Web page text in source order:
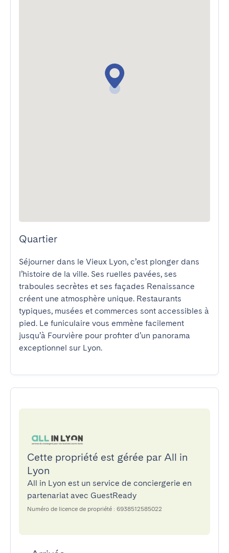
Quartier
Séjourner dans le Vieux Lyon, c’est plonger dans
l’histoire de la ville. Ses ruelles pavées, ses
traboules secrètes et ses façades Renaissance
créent une atmosphère unique. Restaurants
typiques, musées et commerces sont accessibles à
pied. Le funiculaire vous emmène facilement
jusqu’à Fourvière pour profiter d’un panorama
exceptionnel sur Lyon.
Cette propriété est gérée par All in
Lyon
All in Lyon est un service de conciergerie en
partenariat avec GuestReady
Numéro de licence de propriété : 6938512585022